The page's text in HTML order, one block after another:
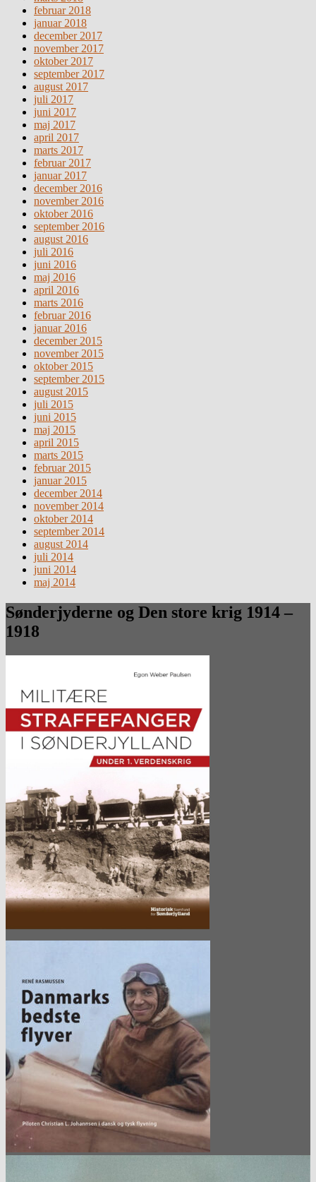
februar 2018
januar 2018
december 2017
november 2017
oktober 2017
september 2017
august 2017
juli 2017
juni 2017
maj 2017
april 2017
marts 2017
februar 2017
januar 2017
december 2016
november 2016
oktober 2016
september 2016
august 2016
juli 2016
juni 2016
maj 2016
april 2016
marts 2016
februar 2016
januar 2016
december 2015
november 2015
oktober 2015
september 2015
august 2015
juli 2015
juni 2015
maj 2015
april 2015
marts 2015
februar 2015
januar 2015
december 2014
november 2014
oktober 2014
september 2014
august 2014
juli 2014
juni 2014
maj 2014
Sønderjyderne og Den store krig 1914 –
1918